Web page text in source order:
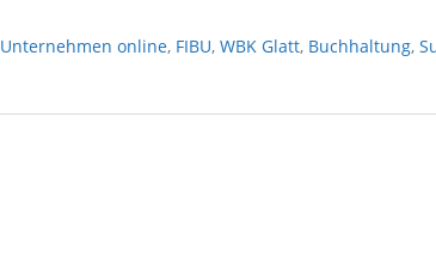
Unternehmen online, FIBU,WBK Glatt, Buchhaltung,